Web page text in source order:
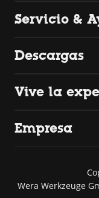
Servicio &
Descargas
Vive la
Empresa
Wera Werkzeuge